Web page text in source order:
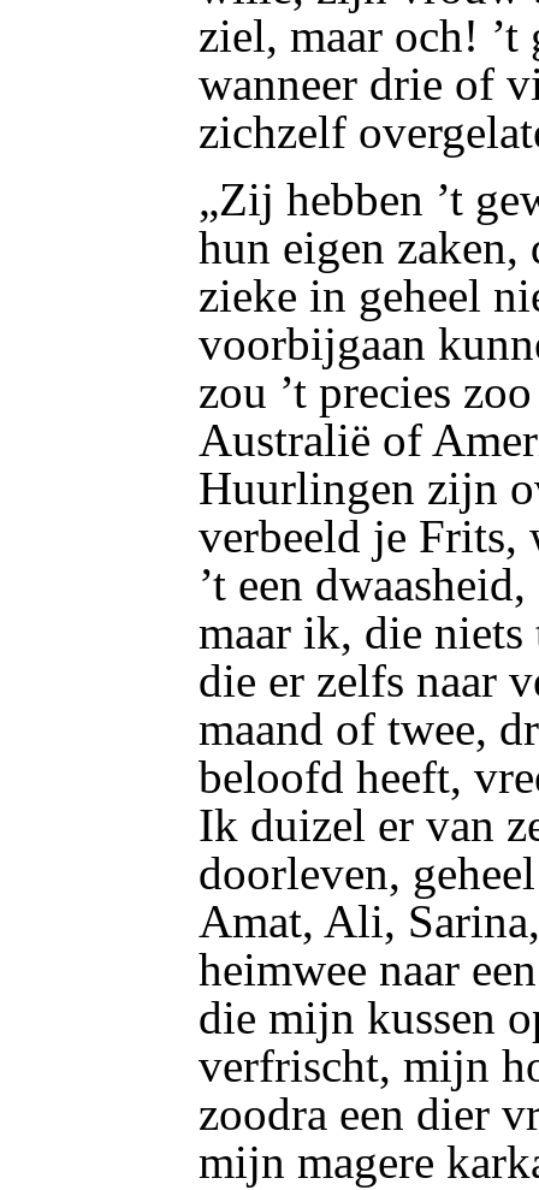
ziel, maar och! ’t
wanneer drie of
zichzelf
„Zij hebben ’t
hun eigen zaken,
zieke in geheel
voorbijgaan
zou ’t precies
Australië of
Huurlingen zijn
verbeeld je Frits,
’t een
maar ik, die niets
die er zelfs naar
maand of twee,
beloofd heeft,
Ik duizel er van
doorleven,
Amat, Ali,
heimwee naar
die mijn kussen
verfrischt, mijn
zoodra een dier
mijn magere